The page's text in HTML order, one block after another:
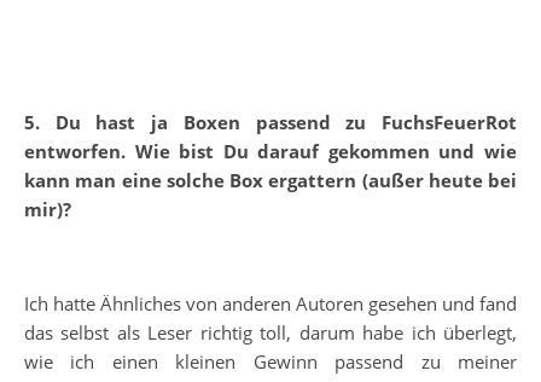
5. Du hast ja Boxen passend zu FuchsFeuerRot
entworfen. Wie bist Du darauf gekommen und wie
kann man eine solche Box ergattern (außer heute bei
mir)?
Ich hatte Ähnliches von anderen Autoren gesehen und fand
das selbst als Leser richtig toll, darum habe ich überlegt,
wie ich einen kleinen Gewinn passend zu meiner